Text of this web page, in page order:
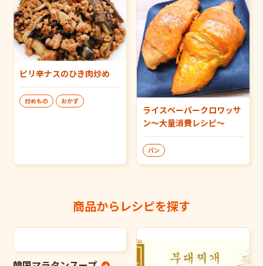
ピリ辛ナスのひき肉炒め
炒めもの おかず
ライスペーパークロワッサ
ン～大量消費レシピ～
パン
商品からレシピを探す